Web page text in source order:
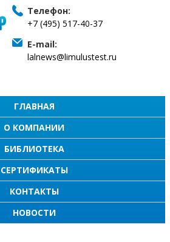
Телефон:
+7 (495) 517-40-37
E-mail:
lalnews@limulustest.ru
ГЛАВНАЯ
О КОМПАНИИ
БИБЛИОТЕКА
СЕРТИФИКАТЫ
КОНТАКТЫ
НОВОСТИ